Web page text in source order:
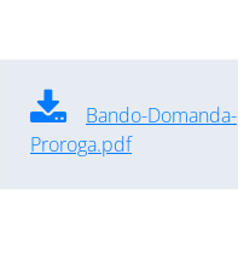
Bando-Domanda-
Proroga.pdf